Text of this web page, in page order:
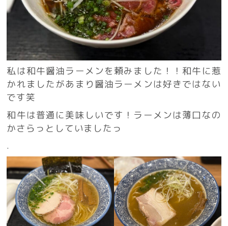
私は和牛醤油ラーメンを頼みました！！和牛に惹
かれましたがあまり醤油ラーメンは好きではない
です笑
和牛は普通に美味しいです！ラーメンは薄口なの
かさらっとしていましたっ
.